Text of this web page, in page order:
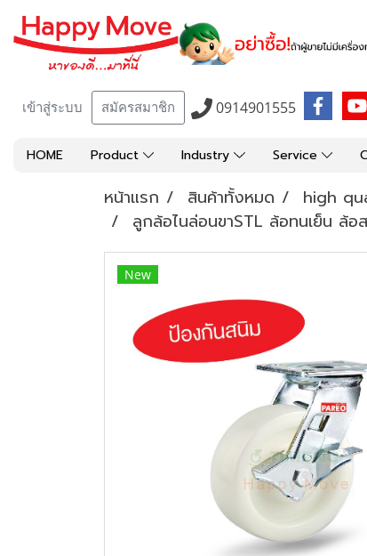
เข้าสู่ระบบ สมัครสมาชิก 0914901555
HOME Product Industry Service
หน้าแรก สินค้าทั้งหมด high
ลูกล้อไนล่อนขาSTL ล้อทนเย็น ล้
New